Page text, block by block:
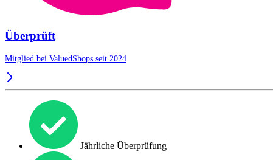
Überprüft
Mitglied bei ValuedShops seit 2024
Jährliche Überprüfung